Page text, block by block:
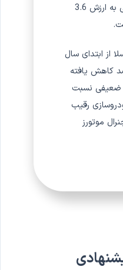
خودروهای برقی به ارزش 3.6
از ابتدای سال
61 درصد کاهش یافته
ضعیفی نسبت
رقیب
موتورز